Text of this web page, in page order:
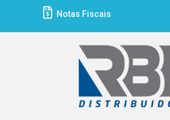
Notas Fiscais